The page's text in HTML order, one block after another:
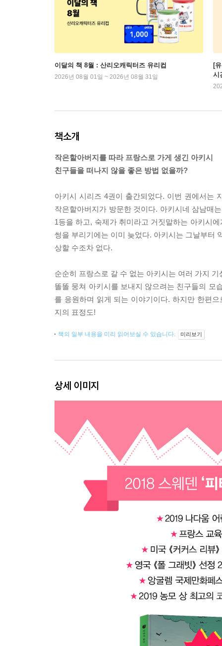
이달의 책 8월 : 산리오캐릭터즈 유리컵
2026년 08월 01일 ~ 2026년 08월 31일
[
시
책소개
작은할아버지를 따라 프랑스로 가게 생긴 아키시
친구들을 떠나지 않을 좋은 방법 없을까?
아키시 시리즈 4권이 출간되었다. 이번 권에서는
작은할아버지가 방문한 것이다. 아키시네 삼남매
1등을 하고, 숙제가 취미라고 거짓말하는 아키시
썽을 부리기에는 이미 늦었다. 아키시는 그날부터
상할 수조차 없다.
순순히 프랑스로 갈 수 없는 아키시는 여러 가지
똘똘 뭉쳐 아키시를 보내지 않으려는 친구들의 모
를 응원하며 읽게 되는 이야기이다. 하지만 한편
지의 표정도!
책의 일부 내용을 미리 읽어보실 수 있습니다. 미리보기
상세 이미지